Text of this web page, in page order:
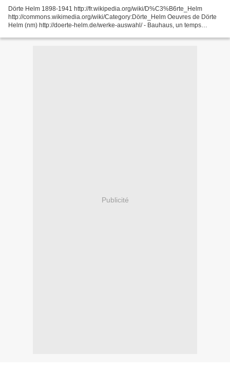
Dörte Helm 1898-1941 http://fr.wikipedia.org/wiki/D%C3%B6rte_Helm
http://commons.wikimedia.org/wiki/Category:Dörte_Helm Oeuvres de Dörte
Helm (nm) http://doerte-helm.de/werke-auswahl/ - Bauhaus, un temps
Publicité